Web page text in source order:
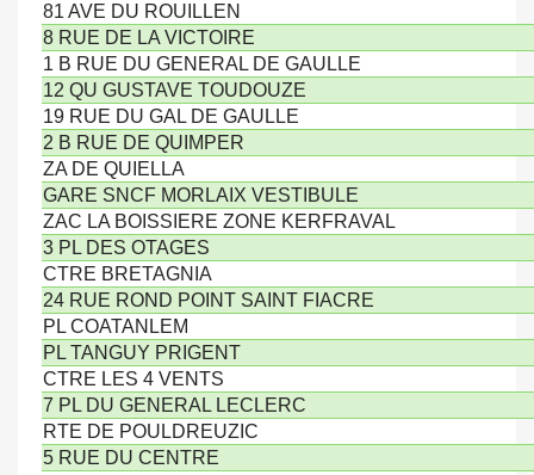
81 AVE DU ROUILLEN
8 RUE DE LA VICTOIRE
1 B RUE DU GENERAL DE GAULLE
12 QU GUSTAVE TOUDOUZE
19 RUE DU GAL DE GAULLE
2 B RUE DE QUIMPER
ZA DE QUIELLA
GARE SNCF MORLAIX VESTIBULE
ZAC LA BOISSIERE ZONE KERFRAVAL
3 PL DES OTAGES
CTRE BRETAGNIA
24 RUE ROND POINT SAINT FIACRE
PL COATANLEM
PL TANGUY PRIGENT
CTRE LES 4 VENTS
7 PL DU GENERAL LECLERC
RTE DE POULDREUZIC
5 RUE DU CENTRE